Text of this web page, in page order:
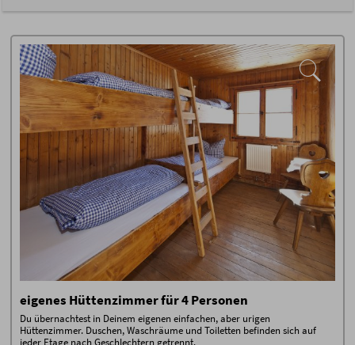
eigenes Hüttenzimmer für 4 Personen
Du übernachtest in Deinem eigenen einfachen, aber urigen
Hüttenzimmer. Duschen, Waschräume und Toiletten befinden sich auf
jeder Etage nach Geschlechtern getrennt.